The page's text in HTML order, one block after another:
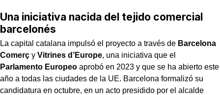
Una iniciativa nacida del tejido comercial
barcelonés
La capital catalana impulsó el proyecto a través de Barcelona
Comerç y Vitrines d’Europe, una iniciativa que el
Parlamento Europeo aprobó en 2023 y que se ha abierto este
año a todas las ciudades de la UE. Barcelona formalizó su
candidatura en octubre, en un acto presidido por el alcalde